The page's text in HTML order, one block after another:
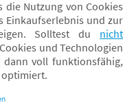
. Der dargestellte Preis gilt -
BabyOne-Onlineshop oder bei
Betrieb. Der für den
durch unsere Franchise-
Der Verkaufspreis der
Angaben zu